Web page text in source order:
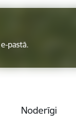
pastā.
Noderīgi